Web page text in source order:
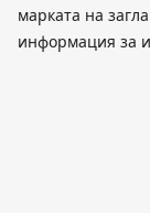
марката на
информация за